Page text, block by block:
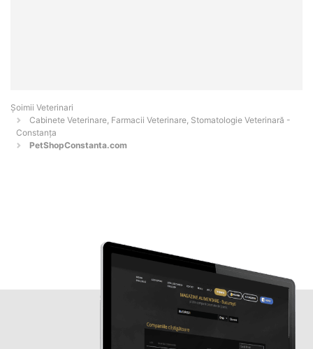
Șoimii Veterinari
Cabinete Veterinare, Farmacii Veterinare, Stomatologie Veterinară -
Constanţa
PetShopConstanta.com